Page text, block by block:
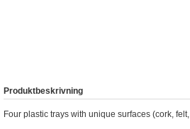
Produktbeskrivning
Four plastic trays with unique surfaces (cork,